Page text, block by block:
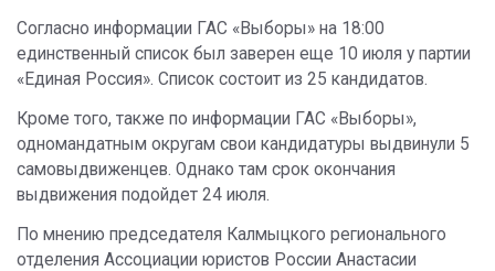
Согласно информации ГАС «Выборы» на 18:00
единственный список был заверен еще 10 июля у партии
«Единая Россия». Список состоит из 25 кандидатов.
Кроме того, также по информации ГАС «Выборы»,
одномандатным округам свои кандидатуры выдвинули 5
самовыдвиженцев. Однако там срок окончания
выдвижения подойдет 24 июля.
По мнению председателя Калмыцкого регионального
отделения Ассоциации юристов России Анастасии